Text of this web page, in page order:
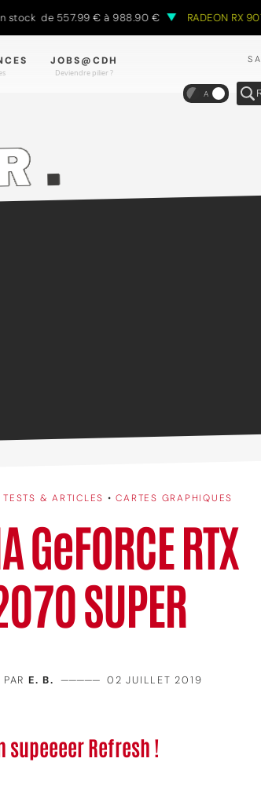
de 557.99 € à 988.90 € RADEON RX 9070
JOBS@CDH
Deviendre pilier ?
A
TESTS & ARTICLES •CARTES GRAPHIQUES
GeFORCE RTX
SUPER
E. B. ————— 02 JUILLET 2019
supeeeer Refresh !